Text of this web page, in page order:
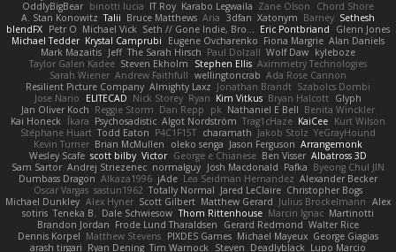
OddlyBigBear binotti lucia IT Roy Karabo Legwaila Zane Olson
Chord Shore
A. Stan Konowitz Talii Bruce Matthews Aria 3dfan Xatonym Barney Sethesh
blendFX Petr O Michael Vick Seth // Gone Indie, Bro... Eric Pontbriand
Glenn Jones
Michael Tedder Krystal Camprubi Eugene Ovcharenko Fiona Margrie Alan Daniels
Mark Mazaitis Jeff The Sarah Hirsch Paul Dolzall Wolf Daw kyleboze
Taylor Galen Kadee Steven Ekholm Stephen Ellis Aximmetry Technologies
Sarah Wiener Andrew Faithfull wellingtoncrab Ada Rose Cannon
Resilient Picture Company Almighty Laxz Jonathan Brandt Szabolcs Dombi
Jose Nario
ELITECAD Nick Storey Ryan Kim Vitkus Bryan Halcott Glyph
Jan Oliver Koch Reggie Storm Dan Repp pk Nathaniel E Bell Benita Winckler
Kai Honeck
Íkara Psychosadistic Algot Nordström Trag1cHaze KaiCee Kurt Wilson
Stéphane Huart Todd Eaton P4C1F15T charamath Jakob Stolz YeGrayHound
Kevin Turner Brian McMullen oleko senga Jason Ferguson Arrangemonk
Wesley Scafe scott bilby Victor George e Chianese Ben Visser Albatross 3D
Sam Sartor Andrej Striezenec normalguy Josh Macdonald Pafka Byeong Chul JIN
Dumbass Dragon Alkaza1996 jAde Lea Seidman Hernandez Alexander Becker
Oscar Vargas sastun1962 Totally Normal Jared LeClaire Christopher Bogs
Michael Dunkley Alex Hyner Scott Gilbert Matthew Gerard Julius Brockelmann Alex
sotiris Teneka B. Dale Schwiesow Thom Rittenhouse Marcin Ignac Martinotti
Brandon Jordan Frode Lund Tharaldsen Gerard Redmond Walter Rice
Dennis Korpel Matthew Stevens PIXDES Games Michael Mayeux George Giagias
arash tirgari Ryan Dening Tim Warnock Steven Deadlyblack Lupo Marcio